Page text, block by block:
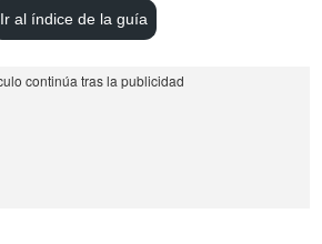
Ir al índice de la guía